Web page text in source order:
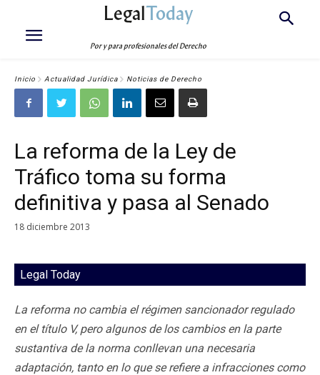
LegalToday
Por y para profesionales del Derecho
Inicio Actualidad Jurídica Noticias de Derecho
La reforma de la Ley de
Tráfico toma su forma
definitiva y pasa al Senado
18 diciembre 2013
Legal Today
La reforma no cambia el régimen sancionador regulado
en el título V, pero algunos de los cambios en la parte
sustantiva de la norma conllevan una necesaria
adaptación, tanto en lo que se refiere a infracciones como